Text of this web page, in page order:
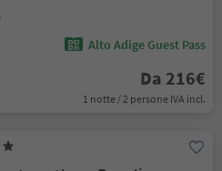
Alto Adige Guest Pass
Da 216€
1 notte / 2 persone IVA incl.